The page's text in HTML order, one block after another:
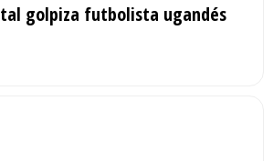
golpiza futbolista ugandés